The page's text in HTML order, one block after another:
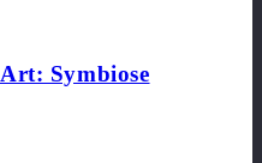
Symbiose